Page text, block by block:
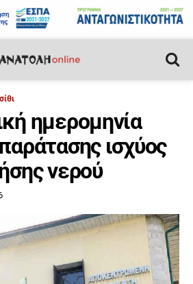
ημερομηνία
ισχύος
νερού